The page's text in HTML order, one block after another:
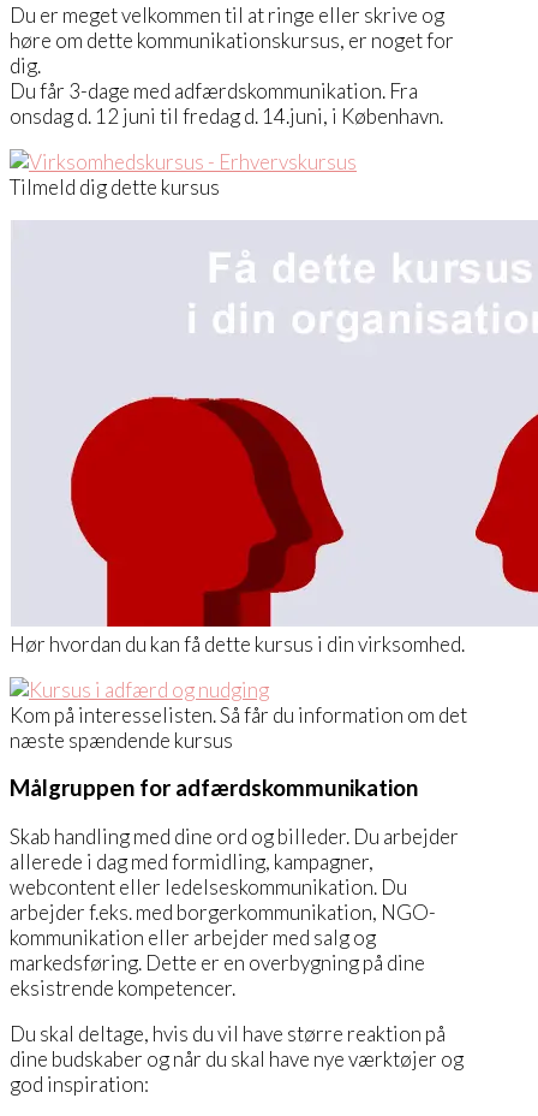
Du er meget velkommen til at ringe eller skrive og
høre om dette kommunikationskursus, er noget for
dig.
Du får 3-dage med adfærdskommunikation. Fra
onsdag d. 12 juni til fredag d. 14.juni, i København.
Tilmeld dig dette kursus
Hør hvordan du kan få dette kursus i din virksomhed.
Kom på interesselisten. Så får du information om det
næste spændende kursus
Målgruppen for adfærdskommunikation
Skab handling med dine ord og billeder. Du arbejder
allerede i dag med formidling, kampagner,
webcontent eller ledelseskommunikation. Du
arbejder f.eks. med borgerkommunikation, NGO-
kommunikation eller arbejder med salg og
markedsføring. Dette er en overbygning på dine
eksistrende kompetencer.
Du skal deltage, hvis du vil have større reaktion på
dine budskaber og når du skal have nye værktøjer og
god inspiration: